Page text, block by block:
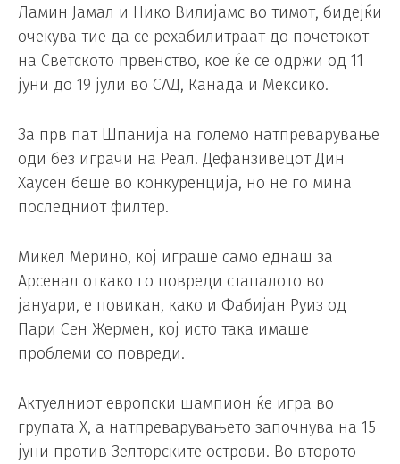
Ламин Јамал ​​и Нико Вилијамс во тимот, бидејќи
очекува тие да се рехабилитраат до почетокот
на Светското првенство, кое ќе се одржи од 11
јуни до 19 јули во САД, Канада и Мексико.
За прв пат Шпанија на големо натпреварување
оди без играчи на Реал. Дефанзивецот Дин
Хаусен беше во конкуренција, но не го мина
последниот филтер.
Микел Мерино, кој играше само еднаш за
Арсенал откако го повреди стапалото во
јануари, е повикан, како и Фабијан Руиз од
Пари Сен Жермен, кој исто така имаше
проблеми со повреди.
Актуелниот европски шампион ќе игра во
групата Х, а натпреварувањето започнува на 15
јуни против Зелторските острови. Во второто